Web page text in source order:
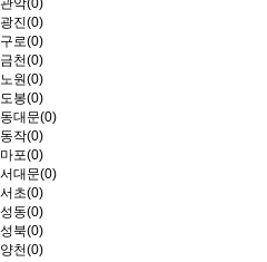
관악(0)
광진(0)
구로(0)
금천(0)
노원(0)
도봉(0)
동대문(0)
동작(0)
마포(0)
서대문(0)
서초(0)
성동(0)
성북(0)
양천(0)